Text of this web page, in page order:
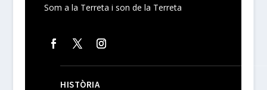
Som a la Terreta i son de la Terreta
HISTÒRIA